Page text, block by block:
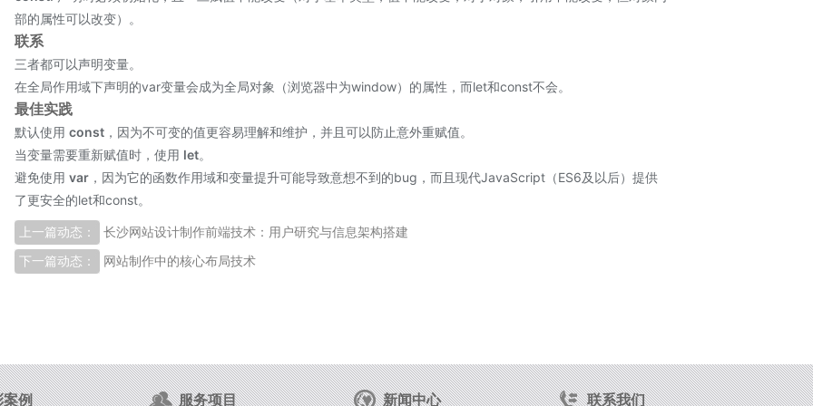
部的属性可以改变）。
联系
三者都可以声明变量。
在全局作用域下声明的var变量会成为全局对象（浏览器中为window）的属性，而let和const不会。
最佳实践
默认使用 const ，因为不可变的值更容易理解和维护，并且可以防止意外重赋值。
当变量需要重新赋值时，使用 let。
避免使用 var ，因为它的函数作用域和变量提升可能导致意想不到的bug，而且现代JavaScript（ES6及以后）提供
了更安全的let和const。
上一篇动态：
长沙网站设计制作前端技术：用户研究与信息架构搭建
下一篇动态：
网站制作中的核心布局技术
案例 服务项目 新闻中心 联系我们